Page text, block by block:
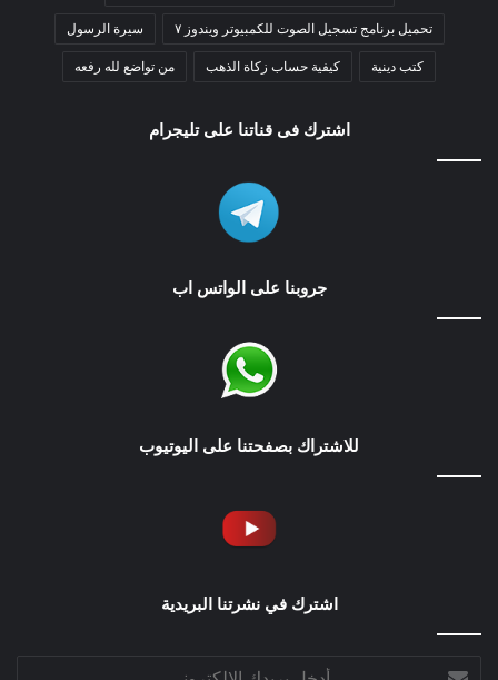
تحميل برنامج تسجيل الصوت للكمبيوتر ويندوز ٧ سيرة الرسول
كتب دينية كيفية حساب زكاة الذهب من تواضع لله رفعه
اشترك فى قناتنا على تليجرام
جروبنا على الواتس اب
للاشتراك بصفحتنا على اليوتيوب
اشترك في نشرتنا البريدية